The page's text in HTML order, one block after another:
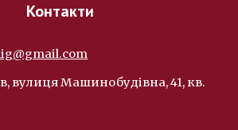
Контакти
вулиця Машинобудівна, 41, кв.